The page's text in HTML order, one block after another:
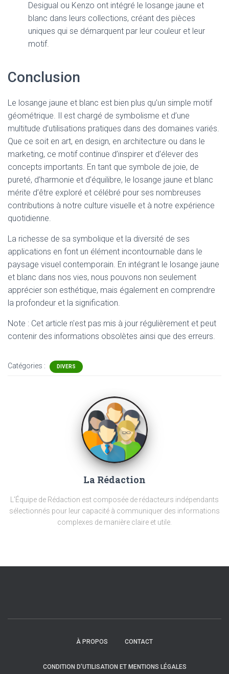
Desigual ou Kenzo ont intégré le losange jaune et
blanc dans leurs collections, créant des pièces
uniques qui se démarquent par leur couleur et leur
motif.
Conclusion
Le losange jaune et blanc est bien plus qu’un simple motif
géométrique. Il est chargé de symbolisme et d’une
multitude d’utilisations pratiques dans des domaines variés.
Que ce soit en art, en design, en architecture ou dans le
marketing, ce motif continue d’inspirer et d’élever des
concepts importants. En tant que symbole de joie, de
pureté, d’harmonie et d’équilibre, le losange jaune et blanc
mérite d’être exploré et célébré pour ses nombreuses
contributions à notre culture visuelle et à notre expérience
quotidienne.
La richesse de sa symbolique et la diversité de ses
applications en font un élément incontournable dans le
paysage visuel contemporain. En intégrant le losange jaune
et blanc dans nos vies, nous pouvons non seulement
apprécier son esthétique, mais également en comprendre
la profondeur et la signification.
Note : Cet article n'est pas mis à jour régulièrement et peut
contenir des informations obsolètes ainsi que des erreurs.
Catégories : DIVERS
La Rédaction
L'Équipe de Rédaction est composée de rédacteurs indépendants
sélectionnés pour leur capacité à communiquer des informations
complexes de manière claire et utile.
À PROPOS CONTACT
CONDITION D’UTILISATION ET MENTIONS LÉGALES